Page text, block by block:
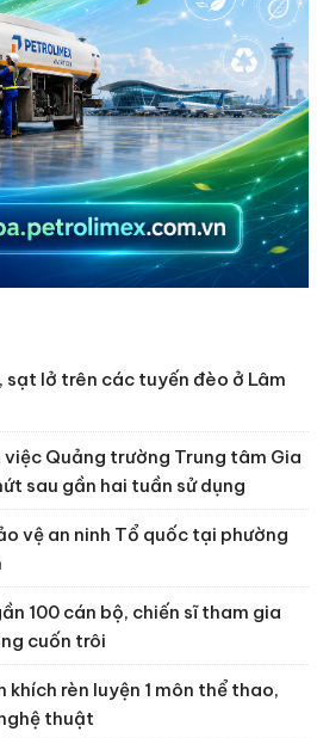
sạt lở trên các tuyến đèo ở Lâm
Quảng trường Trung tâm Gia
sau gần hai tuần sử dụng
vệ an ninh Tổ quốc tại phường
100 cán bộ, chiến sĩ tham gia
cuốn trôi
khích rèn luyện 1 môn thể thao,
thuật